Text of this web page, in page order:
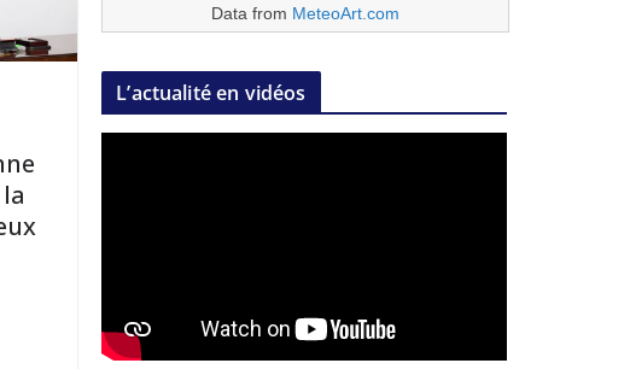
Data from MeteoArt.com
L’actualité en vidéos